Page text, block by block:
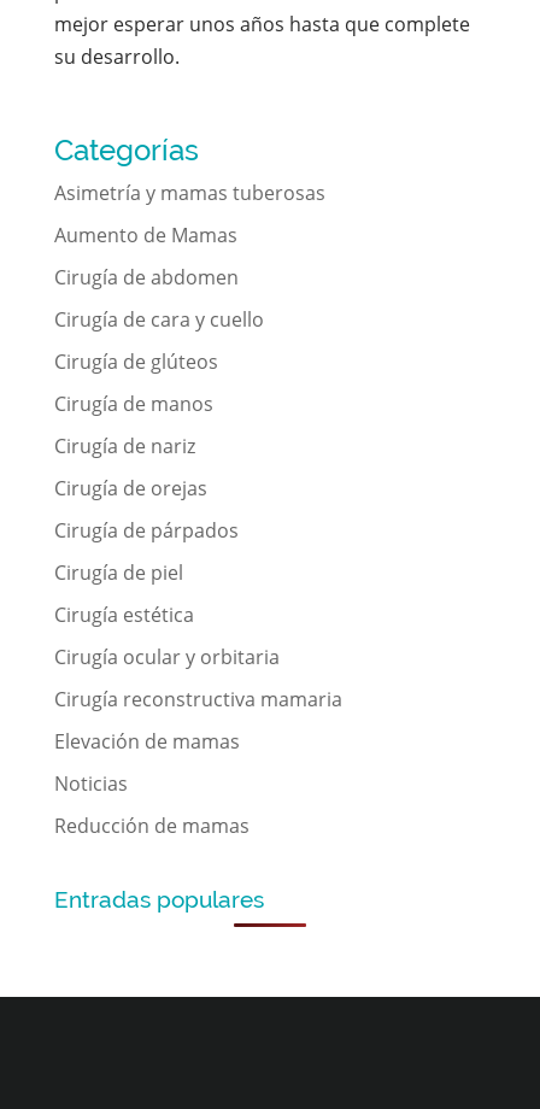
mejor esperar unos años hasta que complete
su desarrollo.
Categorías
Asimetría y mamas tuberosas
Aumento de Mamas
Cirugía de abdomen
Cirugía de cara y cuello
Cirugía de glúteos
Cirugía de manos
Cirugía de nariz
Cirugía de orejas
Cirugía de párpados
Cirugía de piel
Cirugía estética
Cirugía ocular y orbitaria
Cirugía reconstructiva mamaria
Elevación de mamas
Noticias
Reducción de mamas
Entradas populares